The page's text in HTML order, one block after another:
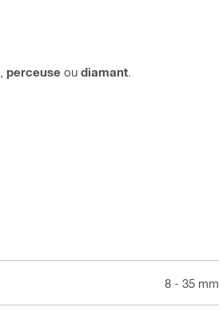
perceuse ou diamant
8 - 35 mm